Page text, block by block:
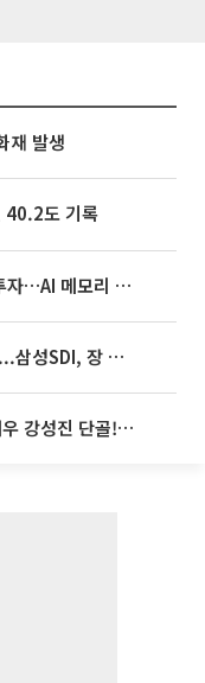
재 발생
도 기록
SK하이닉스, 용인·청주에 54조 투자…AI 메모리 생산기지 키운다
[특징주] 반도체 온기 탄 2차전지...삼성SDI, 장 초반 7% 넘게 껑충
'2TV 생생정보' 오늘방송맛집- 배우 강성진 단골! 쌀국수ㆍ푸팟퐁 커리 맛집 '블○○○'